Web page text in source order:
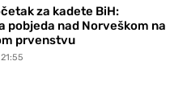
za kadete BiH:
pobjeda nad Norveškom na
prvenstvu